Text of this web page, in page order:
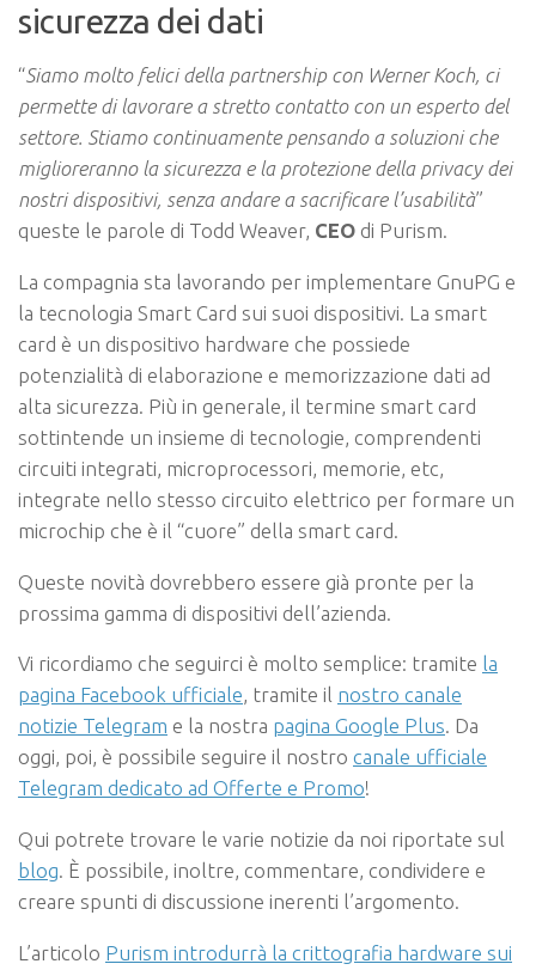
sicurezza dei dati
“Siamo molto felici della partnership con Werner Koch, ci
permette di lavorare a stretto contatto con un esperto del
settore. Stiamo continuamente pensando a soluzioni che
miglioreranno la sicurezza e la protezione della privacy dei
nostri dispositivi, senza andare a sacrificare l’usabilità”
queste le parole di Todd Weaver, CEO di Purism.
La compagnia sta lavorando per implementare GnuPG e
la tecnologia Smart Card sui suoi dispositivi. La smart
card è un dispositivo hardware che possiede
potenzialità di elaborazione e memorizzazione dati ad
alta sicurezza. Più in generale, il termine smart card
sottintende un insieme di tecnologie, comprendenti
circuiti integrati, microprocessori, memorie, etc,
integrate nello stesso circuito elettrico per formare un
microchip che è il “cuore” della smart card.
Queste novità dovrebbero essere già pronte per la
prossima gamma di dispositivi dell’azienda.
Vi ricordiamo che seguirci è molto semplice: tramite la
pagina Facebook ufficiale, tramite il nostro canale
notizie Telegram e la nostra pagina Google Plus. Da
oggi, poi, è possibile seguire il nostro canale ufficiale
Telegram dedicato ad Offerte e Promo!
Qui potrete trovare le varie notizie da noi riportate sul
blog. È possibile, inoltre, commentare, condividere e
creare spunti di discussione inerenti l’argomento.
L’articolo Purism introdurrà la crittografia hardware sui